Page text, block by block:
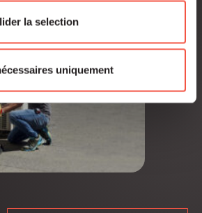
la selection
uniquement